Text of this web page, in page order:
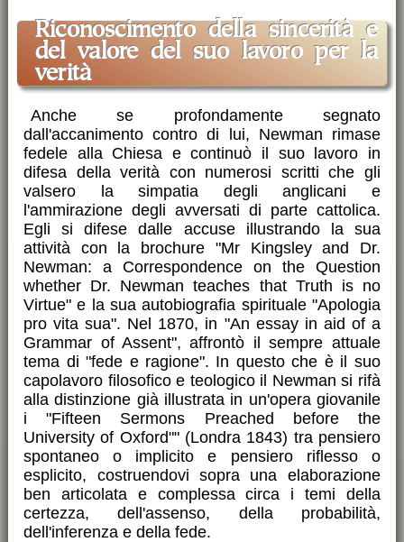
Riconoscimento della sincerità e
del valore del suo lavoro per la
verità
Anche se profondamente segnato
dall'accanimento contro di lui, Newman rimase
fedele alla Chiesa e continuò il suo lavoro in
difesa della verità con numerosi scritti che gli
valsero la simpatia degli anglicani e
l'ammirazione degli avversati di parte cattolica.
Egli si difese dalle accuse illustrando la sua
attività con la brochure "Mr Kingsley and Dr.
Newman: a Correspondence on the Question
whether Dr. Newman teaches that Truth is no
Virtue" e la sua autobiografia spirituale "Apologia
pro vita sua". Nel 1870, in "An essay in aid of a
Grammar of Assent", affrontò il sempre attuale
tema di "fede e ragione". In questo che è il suo
capolavoro filosofico e teologico il Newman si rifà
alla distinzione già illustrata in un'opera giovanile
i "Fifteen Sermons Preached before the
University of Oxford"" (Londra 1843) tra pensiero
spontaneo o implicito e pensiero riflesso o
esplicito, costruendovi sopra una elaborazione
ben articolata e complessa circa i temi della
certezza, dell'assenso, della probabilità,
dell'inferenza e della fede.